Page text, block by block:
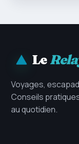
Le
Voyages,
Conseils
au quotidien.